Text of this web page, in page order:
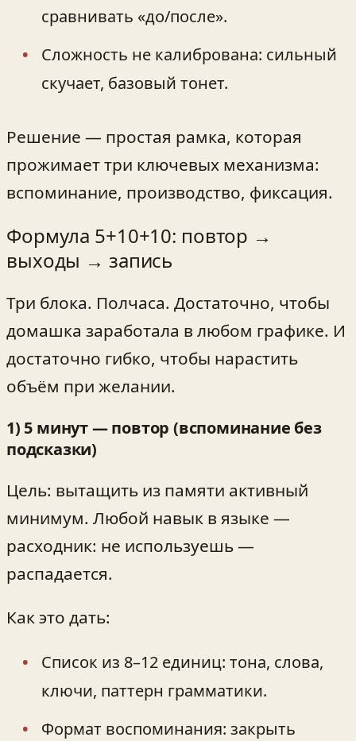
сравнивать «до/после».
Сложность не калибрована: сильный
скучает, базовый тонет.
Решение — простая рамка, которая
прожимает три ключевых механизма:
вспоминание, производство, фиксация.
Формула 5+10+10: повтор →
выходы → запись
Три блока. Полчаса. Достаточно, чтобы
домашка заработала в любом графике. И
достаточно гибко, чтобы нарастить
объём при желании.
1) 5 минут — повтор (вспоминание без
подсказки)
Цель: вытащить из памяти активный
минимум. Любой навык в языке —
расходник: не используешь —
распадается.
Как это дать:
Список из 8–12 единиц: тона, слова,
ключи, паттерн грамматики.
Формат воспоминания: закрыть